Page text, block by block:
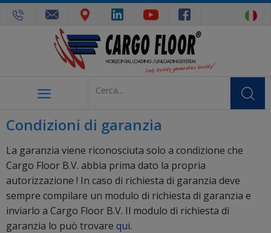
Condizioni di garanzia
La garanzia viene riconosciuta solo a condizione che
Cargo Floor B.V. abbia prima dato la propria
autorizzazione ! In caso di richiesta di garanzia deve
sempre compilare un modulo di richiesta di garanzia e
inviarlo a Cargo Floor B.V. Il modulo di richiesta di
garanzia lo può trovare qui.